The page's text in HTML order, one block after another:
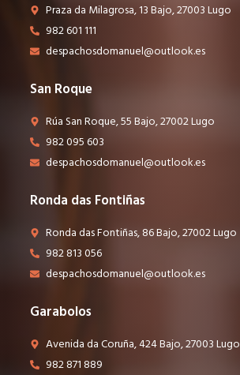
Praza da Milagrosa, 13 Bajo, 27003 Lugo
982 601 111
despachosdomanuel@outlook.es
San Roque
Rúa San Roque, 55 Bajo, 27002 Lugo
982 095 603
despachosdomanuel@outlook.es
Ronda das Fontiñas
Ronda das Fontiñas, 86 Bajo, 27002 Lugo
982 813 056
despachosdomanuel@outlook.es
Garabolos
Avenida da Coruña, 424 Bajo, 27003 Lugo
982 871 889